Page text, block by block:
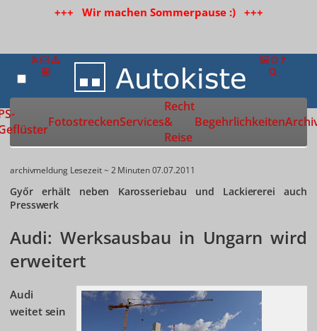
+++ Wir machen Sommerpause :) +++
Zur Startseite
FotostreckenServices
Recht
&
Reise
Begehrlichkeiten
archivmeldung Lesezeit ~ 2 Minuten07.07.2011
Győr erhält neben Karosseriebau und Lackiererei auch
Presswerk
Audi: Werksausbau in Ungarn wird
erweitert
Audi
weitet sein